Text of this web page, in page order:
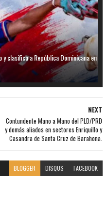
clasifica a República Dominicana en
NEXT
Contundente Mano a Mano del PLD/PRD
y demás aliados en sectores Enriquillo y
Casandra de Santa Cruz de Barahona.
BLOGGER DISQUS FACEBOOK